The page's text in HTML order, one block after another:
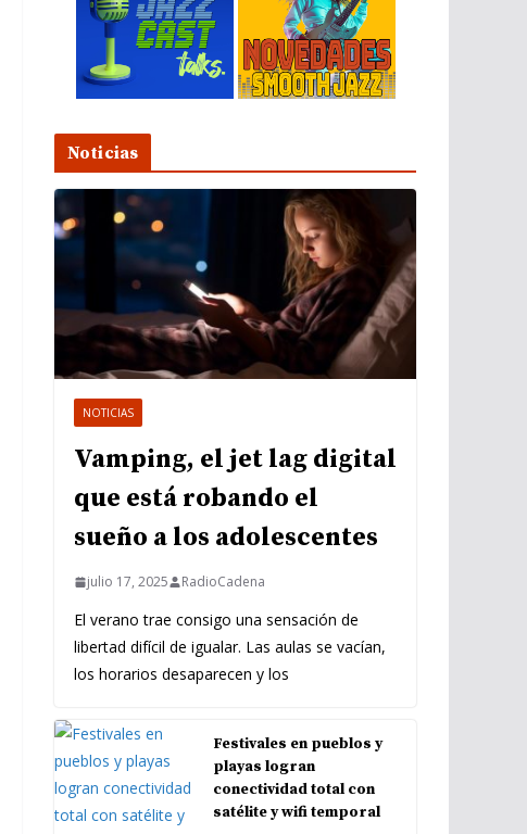
Noticias
NOTICIAS
Vamping, el jet lag digital
que está robando el
sueño a los adolescentes
julio 17, 2025 RadioCadena
El verano trae consigo una sensación de
libertad difícil de igualar. Las aulas se vacían,
los horarios desaparecen y los
Festivales en pueblos y
playas logran
conectividad total con
satélite y wifi temporal